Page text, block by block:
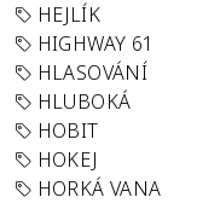
HEJLÍK
HIGHWAY 61
HLASOVÁNÍ
HLUBOKÁ
HOBIT
HOKEJ
HORKÁ VANA